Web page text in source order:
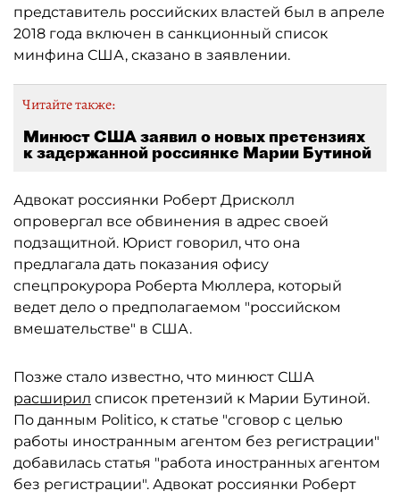
представитель российских властей был в апреле
2018 года включен в санкционный список
минфина США, сказано в заявлении.
Читайте также:
Минюст США заявил о новых претензиях
к задержанной россиянке Марии Бутиной
Адвокат россиянки Роберт Дрисколл
опровергал все обвинения в адрес своей
подзащитной. Юрист говорил, что она
предлагала дать показания офису
спецпрокурора Роберта Мюллера, который
ведет дело о предполагаемом "российском
вмешательстве" в США.
Позже стало известно, что минюст США
расширил список претензий к Марии Бутиной.
По данным Politico, к статье "сговор с целью
работы иностранным агентом без регистрации"
добавилась статья "работа иностранных агентом
без регистрации". Адвокат россиянки Роберт